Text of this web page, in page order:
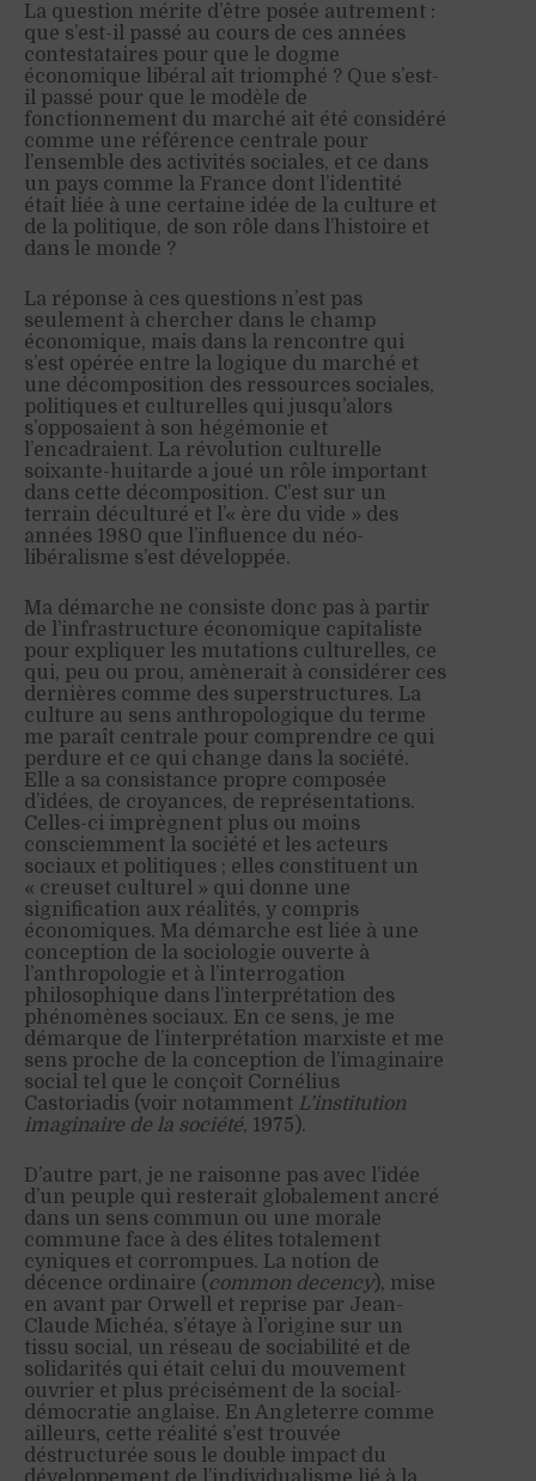
La question mérite d’être posée autrement :
que s’est-il passé au cours de ces années
contestataires pour que le dogme
économique libéral ait triomphé ? Que s’est-
il passé pour que le modèle de
fonctionnement du marché ait été considéré
comme une référence centrale pour
l’ensemble des activités sociales, et ce dans
un pays comme la France dont l’identité
était liée à une certaine idée de la culture et
de la politique, de son rôle dans l’histoire et
dans le monde ?
La réponse à ces questions n’est pas
seulement à chercher dans le champ
économique, mais dans la rencontre qui
s’est opérée entre la logique du marché et
une décomposition des ressources sociales,
politiques et culturelles qui jusqu’alors
s’opposaient à son hégémonie et
l’encadraient. La révolution culturelle
soixante-huitarde a joué un rôle important
dans cette décomposition. C’est sur un
terrain déculturé et l’« ère du vide » des
années 1980 que l’influence du néo-
libéralisme s’est développée.
Ma démarche ne consiste donc pas à partir
de l’infrastructure économique capitaliste
pour expliquer les mutations culturelles, ce
qui, peu ou prou, amènerait à considérer ces
dernières comme des superstructures. La
culture au sens anthropologique du terme
me paraît centrale pour comprendre ce qui
perdure et ce qui change dans la société.
Elle a sa consistance propre composée
d’idées, de croyances, de représentations.
Celles-ci imprègnent plus ou moins
consciemment la société et les acteurs
sociaux et politiques ; elles constituent un
« creuset culturel » qui donne une
signification aux réalités, y compris
économiques. Ma démarche est liée à une
conception de la sociologie ouverte à
l’anthropologie et à l’interrogation
philosophique dans l’interprétation des
phénomènes sociaux. En ce sens, je me
démarque de l’interprétation marxiste et me
sens proche de la conception de l’imaginaire
social tel que le conçoit Cornélius
Castoriadis (voir notamment L’institution
imaginaire de la société, 1975).
D’autre part, je ne raisonne pas avec l’idée
d’un peuple qui resterait globalement ancré
dans un sens commun ou une morale
commune face à des élites totalement
cyniques et corrompues. La notion de
décence ordinaire ( common decency), mise
en avant par Orwell et reprise par Jean-
Claude Michéa, s’étaye à l’origine sur un
tissu social, un réseau de sociabilité et de
solidarités qui était celui du mouvement
ouvrier et plus précisément de la social-
démocratie anglaise. En Angleterre comme
ailleurs, cette réalité s’est trouvée
déstructurée sous le double impact du